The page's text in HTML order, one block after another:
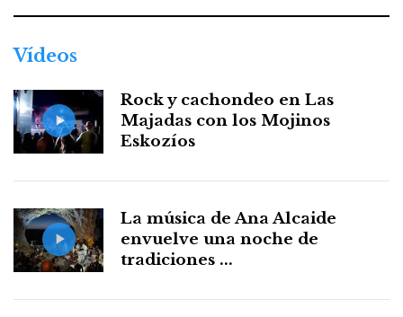
Vídeos
Rock y cachondeo en Las
Majadas con los Mojinos
Eskozíos
La música de Ana Alcaide
envuelve una noche de
tradiciones ...